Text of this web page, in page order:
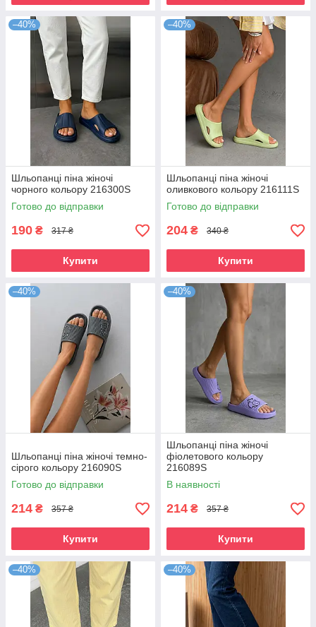
–40%
Шльопанці піна жіночі
чорного кольору 216300S
Готово до відправки
190 ₴ 317 ₴
Купити
–40%
Шльопанці піна жіночі
оливкового кольору 216111S
Готово до відправки
204 ₴ 340 ₴
Купити
–40%
Шльопанці піна жіночі темно-
сірого кольору 216090S
Готово до відправки
214 ₴ 357 ₴
Купити
–40%
Шльопанці піна жіночі
фіолетового кольору
216089S
В наявності
214 ₴ 357 ₴
Купити
–40% –40%